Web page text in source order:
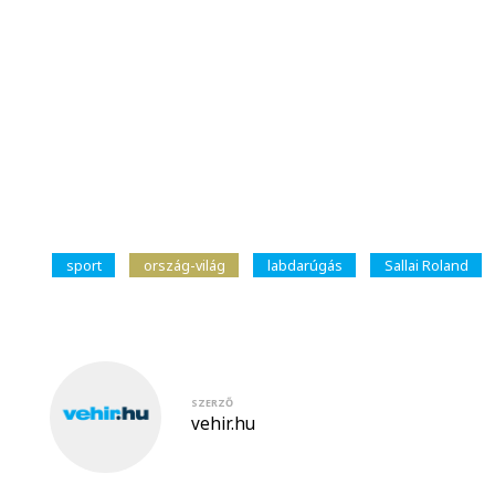
sport ország-világ labdarúgás Sallai Roland
SZERZŐ
vehir.hu